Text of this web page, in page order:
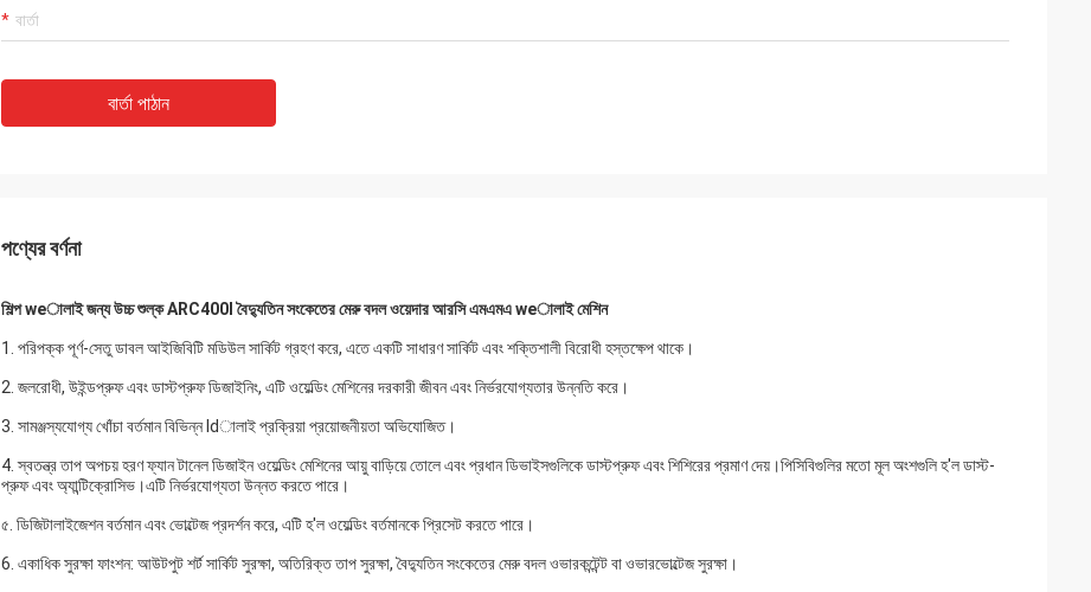
বার্তা পাঠান
পণ্যের বর্ণনা
শিল্প weালাই জন্য উচ্চ শুল্ক ARC400I বৈদ্যুতিন সংকেতের মেরু বদল ওয়েদার আরসি এমএমএ weালাই মেশিন
1. পরিপক্ক পূর্ণ-সেতু ডাবল আইজিবিটি মডিউল সার্কিট গ্রহণ করে, এতে একটি সাধারণ সার্কিট এবং শক্তিশালী বিরোধী হস্তক্ষেপ থাকে।
2. জলরোধী, উইন্ডপ্রুফ এবং ডাস্টপ্রুফ ডিজাইনিং, এটি ওয়েল্ডিং মেশিনের দরকারী জীবন এবং নির্ভরযোগ্যতার উন্নতি করে।
3. সামঞ্জস্যযোগ্য খোঁচা বর্তমান বিভিন্ন ldালাই প্রক্রিয়া প্রয়োজনীয়তা অভিযোজিত।
4. স্বতন্ত্র তাপ অপচয় হরণ ফ্যান টানেল ডিজাইন ওয়েল্ডিং মেশিনের আয়ু বাড়িয়ে তোলে এবং প্রধান ডিভাইসগুলিকে ডাস্টপ্রুফ এবং শিশিরের প্রমাণ দেয়।পিসিবিগুলির মতো মূল অংশগুলি হ'ল ডাস্ট-
প্রুফ এবং অ্যান্টিক্রোসিভ।এটি নির্ভরযোগ্যতা উন্নত করতে পারে।
৫. ডিজিটালাইজেশন বর্তমান এবং ভোল্টেজ প্রদর্শন করে, এটি হ'ল ওয়েল্ডিং বর্তমানকে প্রিসেট করতে পারে।
6. একাধিক সুরক্ষা ফাংশন: আউটপুট শর্ট সার্কিট সুরক্ষা, অতিরিক্ত তাপ সুরক্ষা, বৈদ্যুতিন সংকেতের মেরু বদল ওভারকন্টেন্ট বা ওভারভোল্টেজ সুরক্ষা।